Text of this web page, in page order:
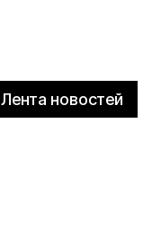
Лента новостей